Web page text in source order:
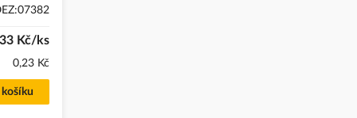
Kč/ks
0,23 Kč